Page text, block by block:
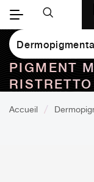
PIGMENT
RISTRETTO
Accueil